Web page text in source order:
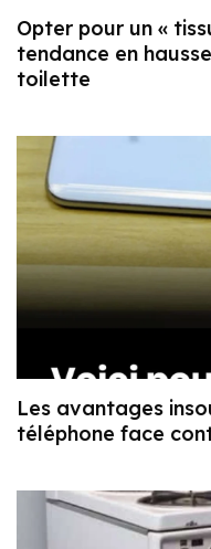
Opter pour un «
tendance en
toilette
Les avantages
téléphone face